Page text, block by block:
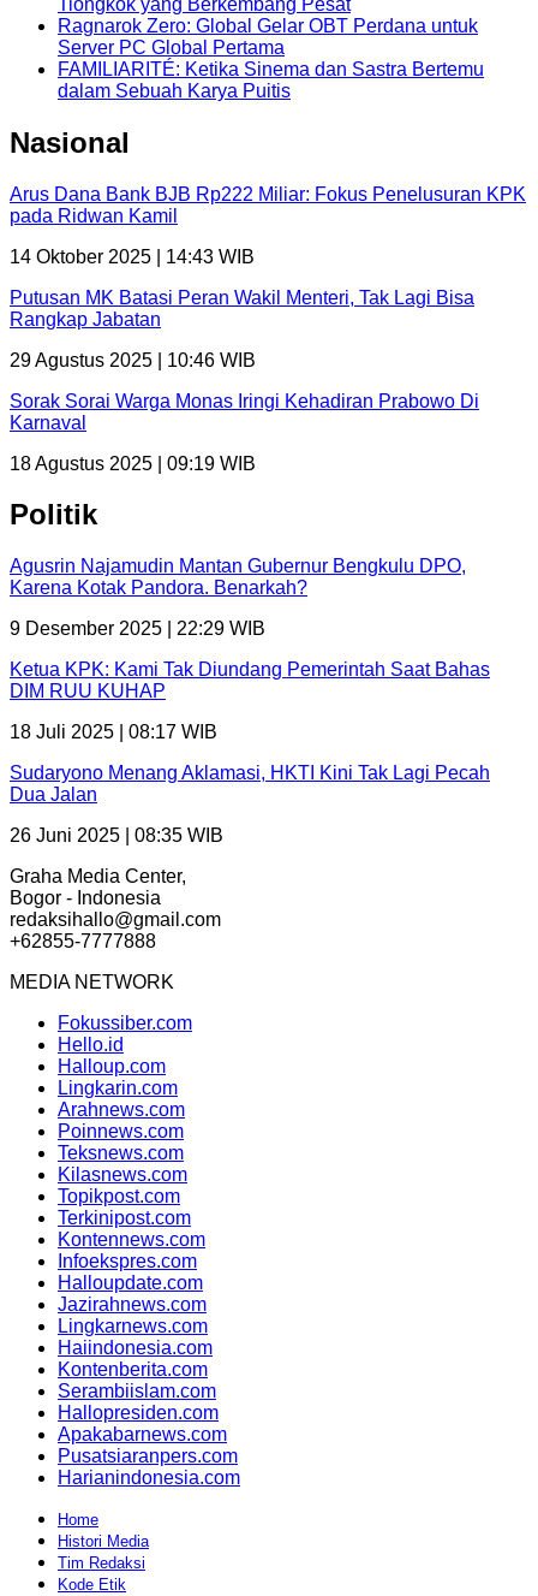
Ragnarok Zero: Global Gelar OBT Perdana untuk
Server PC Global Pertama
FAMILIARITÉ: Ketika Sinema dan Sastra Bertemu
dalam Sebuah Karya Puitis
Nasional
Arus Dana Bank BJB Rp222 Miliar: Fokus Penelusuran KPK
pada Ridwan Kamil
14 Oktober 2025 | 14:43 WIB
Putusan MK Batasi Peran Wakil Menteri, Tak Lagi Bisa
Rangkap Jabatan
29 Agustus 2025 | 10:46 WIB
Sorak Sorai Warga Monas Iringi Kehadiran Prabowo Di
Karnaval
18 Agustus 2025 | 09:19 WIB
Politik
Agusrin Najamudin Mantan Gubernur Bengkulu DPO,
Karena Kotak Pandora. Benarkah?
9 Desember 2025 | 22:29 WIB
Ketua KPK: Kami Tak Diundang Pemerintah Saat Bahas
DIM RUU KUHAP
18 Juli 2025 | 08:17 WIB
Sudaryono Menang Aklamasi, HKTI Kini Tak Lagi Pecah
Dua Jalan
26 Juni 2025 | 08:35 WIB
Graha Media Center,
Bogor - Indonesia
redaksihallo@gmail.com
+62855-7777888
MEDIA NETWORK
Fokussiber.com
Hello.id
Halloup.com
Lingkarin.com
Arahnews.com
Poinnews.com
Teksnews.com
Kilasnews.com
Topikpost.com
Terkinipost.com
Kontennews.com
Infoekspres.com
Halloupdate.com
Jazirahnews.com
Lingkarnews.com
Haiindonesia.com
Kontenberita.com
Serambiislam.com
Hallopresiden.com
Apakabarnews.com
Pusatsiaranpers.com
Harianindonesia.com
Home
Histori Media
Tim Redaksi
Kode Etik